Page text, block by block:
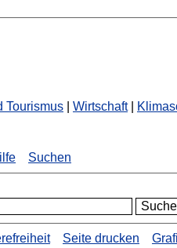
Tourismus Wirtschaft|
Suchen
Seite drucken